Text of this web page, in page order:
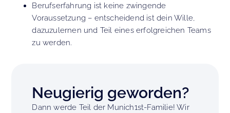
Berufserfahrung ist keine zwingende
Voraussetzung – entscheidend ist dein Wille,
dazuzulernen und Teil eines erfolgreichen Teams
zu werden.
Neugierig geworden?
Dann werde Teil der Munich1st-Familie! Wir